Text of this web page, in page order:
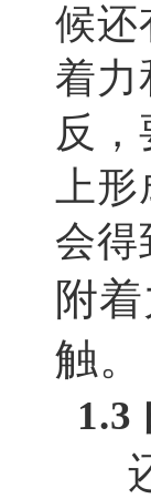
候还
着
反
上
会得
附
触。
1.3
还